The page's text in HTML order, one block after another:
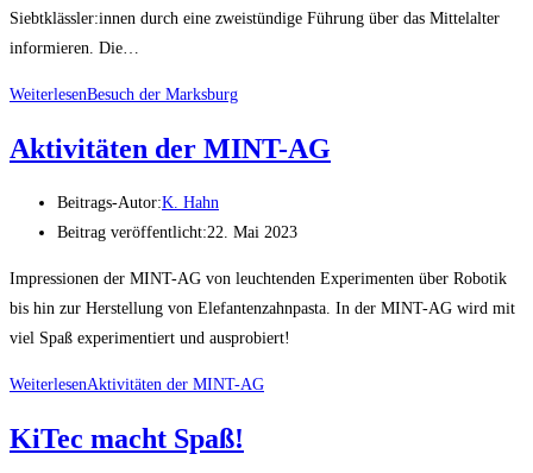
Siebtklässler:innen durch eine zweistündige Führung über das Mittelalter
informieren. Die…
WeiterlesenBesuch der Marksburg
Aktivitäten der MINT-AG
Beitrags-Autor:K. Hahn
Beitrag veröffentlicht:22. Mai 2023
Impressionen der MINT-AG von leuchtenden Experimenten über Robotik
bis hin zur Herstellung von Elefantenzahnpasta. In der MINT-AG wird mit
viel Spaß experimentiert und ausprobiert!
WeiterlesenAktivitäten der MINT-AG
KiTec macht Spaß!